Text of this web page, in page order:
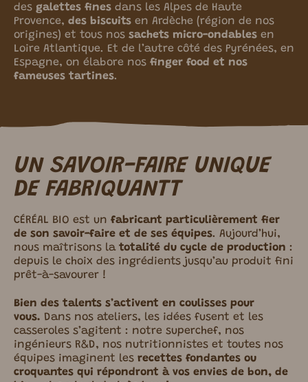
des galettes fines dans les Alpes de Haute
Provence, des biscuits en Ardèche (région de nos
origines) et tous nos sachets micro-ondables en
Loire Atlantique. Et de lʼautre côté des Pyrénées, en
Espagne, on élabore nos finger food et nos
fameuses tartines.
UN SAVOIR-FAIRE UNIQUE
DE FABRIQUANTT
CÉRÉAL BIO est un fabricant particulièrement fier
de son savoir-faire et de ses équipes. Aujourdʼhui,
nous maîtrisons la totalité du cycle de production :
depuis le choix des ingrédients jusquʼau produit fini
prêt-à-savourer !
Bien des talents s’activent en coulisses pour
vous. Dans nos ateliers, les idées fusent et les
casseroles sʼagitent : notre superchef, nos
ingénieurs R&D, nos nutritionnistes et toutes nos
équipes imaginent les recettes fondantes ou
croquantes qui répondront à vos envies de bon, de